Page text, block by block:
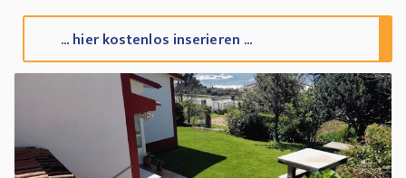
... hier kostenlos inserieren ...